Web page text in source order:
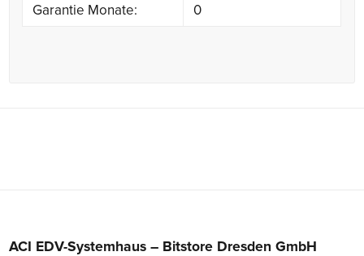
Garantie Monate:
0
ACI EDV-Systemhaus – Bitstore Dresden GmbH